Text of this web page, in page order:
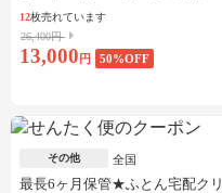
工）
12枚売れています
26,400円
13,000 円 50%OFF
その他 全国
最長6ヶ月保管★ふとん宅配クリ